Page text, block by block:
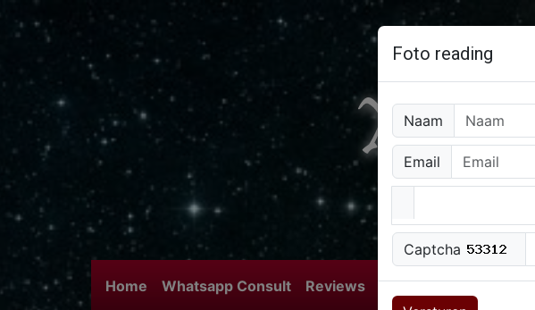
Home Whatsapp Consult Reviews Blog Hoe werkt alles
Foto reading
Naam
Email
Captcha